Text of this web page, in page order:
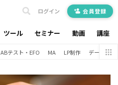
ツール セミナー 動画 講座
ログイン 会員登録
ABテスト・EFO MA LP制作 データ分析